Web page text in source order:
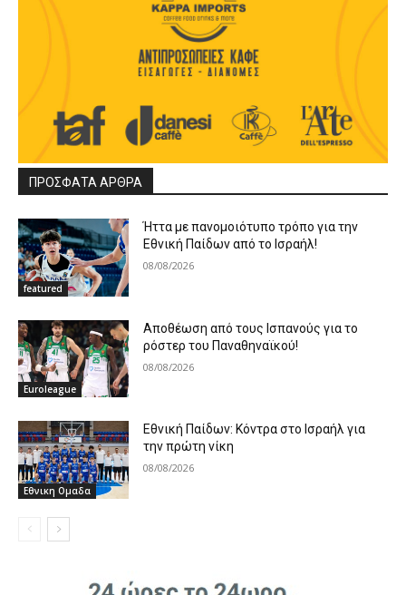
ΠΡΟΣΦΑΤΑ ΑΡΘΡΑ
featured
Ήττα με πανομοιότυπο τρόπο για την
Εθνική Παίδων από το Ισραήλ!
08/08/2026
Euroleague
Αποθέωση από τους Ισπανούς για το
ρόστερ του Παναθηναϊκού!
08/08/2026
Εθνικη Ομαδα
Εθνική Παίδων: Κόντρα στο Ισραήλ για
την πρώτη νίκη
08/08/2026